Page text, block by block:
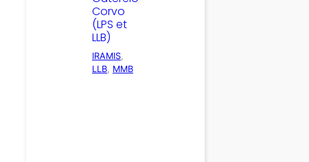
Corvo
(LPS et
LLB)
IRAMIS
LLB MMB